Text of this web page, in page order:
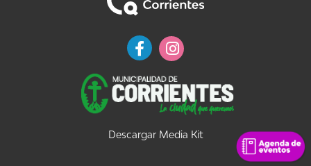
Descargar Media Kit